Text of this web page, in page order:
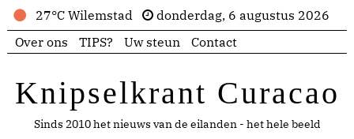
27°C Wilemstad
donderdag, 6 augustus 2026
Over ons
TIPS? Uw steun Contact
Knipselkrant Curacao
Sinds 2010 het nieuws van de eilanden - het hele beeld